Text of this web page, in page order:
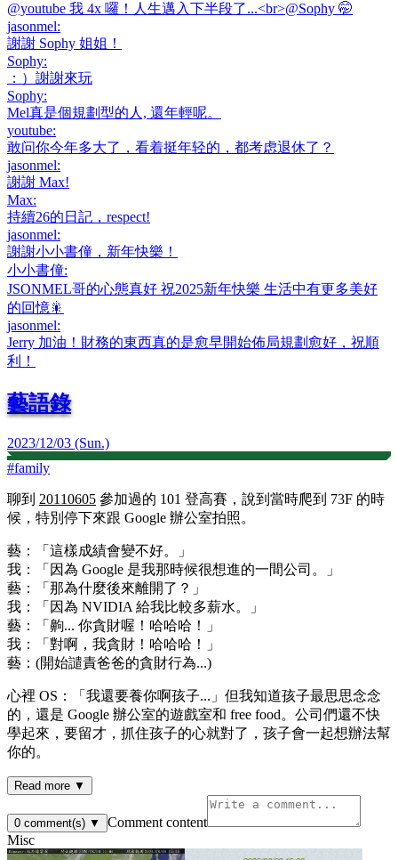
@youtube 我 4x 囉！人生邁入下半段了...<br>@Sophy 🤭
jasonmel:
謝謝 Sophy 姐姐！
Sophy:
：）謝謝來玩
Sophy:
Mel真是個規劃型的人, 還年輕呢。
youtube:
敢问你今年多大了，看着挺年轻的，都考虑退休了？
jasonmel:
謝謝 Max!
Max:
持續26的日記，respect!
jasonmel:
謝謝小小書僮，新年快樂！
小小書僮:
JSONMEL哥的心態真好 祝2025新年快樂 生活中有更多美好
的回憶🎇
jasonmel:
Jerry 加油！財務的東西真的是愈早開始佈局規劃愈好，祝順
利！
藝語錄
2023/12/03 (Sun.)
#family
聊到 20110605 參加過的 101 登高賽，說到當時爬到 73F 的時
候，特別停下來跟 Google 辦公室拍照。
藝：「這樣成績會變不好。」
我：「因為 Google 是我那時候很想進的一間公司。」
藝：「那為什麼後來離開了？」
我：「因為 NVIDIA 給我比較多薪水。」
藝：「齁... 你貪財喔！哈哈哈！」
我：「對啊，我貪財！哈哈哈！」
藝：(開始譴責爸爸的貪財行為...)
心裡 OS：「我還要養你啊孩子...」但我知道孩子最思思念念
的，還是 Google 辦公室的遊戲室和 free food。公司們還不快
學起來，要留才，抓住孩子的心就對了，孩子會一起想辦法幫
你的。
Read more ▼
0 comment(s) ▼
Comment content
Misc